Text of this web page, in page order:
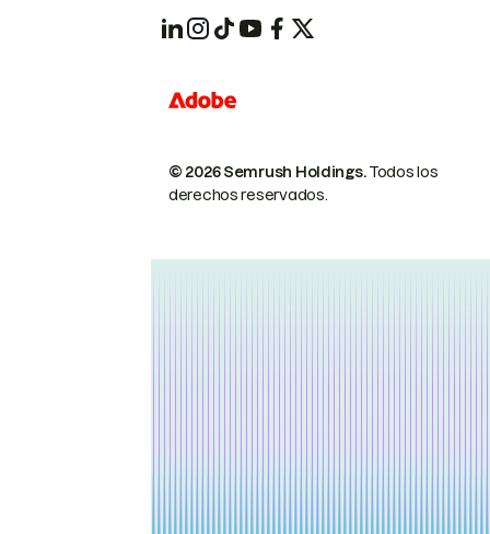
© 2026 Semrush Holdings.Todos los
derechos reservados.